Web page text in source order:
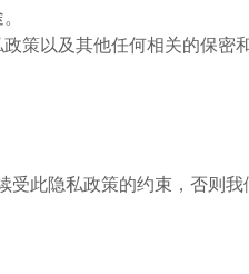
策以及其他任何相关的保密
受此隐私政策的约束，否则我